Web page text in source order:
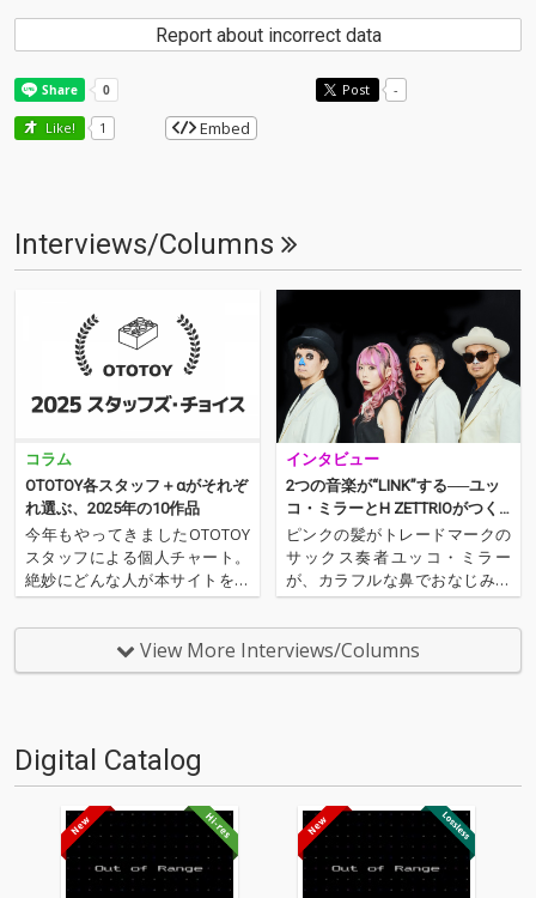
Report about incorrect data
Post -
Like! 1 Embed
Interviews/Columns
コラム
OTOTOY各スタッフ＋αがそれぞ
れ選ぶ、2025年の10作品
今年もやってきましたOTOTOY
スタッフによる個人チャート。
絶妙にどんな人が本サイトを運
営しているのか？ そんな自己
紹介もちょっとかねておりま
す。2025年は、それぞれなにを
聴いてOTOTOYを作っていたの
インタビュー
2つの音楽が“LINK”する──ユッ
コ・ミラーとH ZETTRIOがつく
りあげる、異色でエキサイティ
ングなグルーヴ
ピンクの髪がトレードマークの
サックス奏者ユッコ・ミラー
が、カラフルな鼻でおなじみの
ピアノ・トリオ、H ZETTRIOと
手を組んだ。実力派同士の異色
のタッグが作り上げた楽曲群
は、それぞれが5曲ずつ書き下
View More Interviews/Columns
Digital Catalog